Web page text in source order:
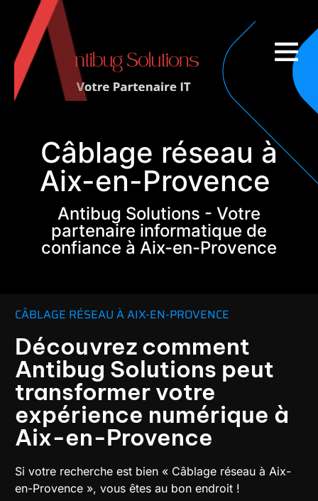
Câblage réseau à
Aix-en-Provence
Antibug Solutions - Votre
partenaire informatique de
confiance à Aix-en-Provence
CÂBLAGE RÉSEAU À AIX-EN-PROVENCE
Découvrez comment
Antibug Solutions peut
transformer votre
expérience numérique à
Aix-en-Provence
Si votre recherche est bien « Câblage réseau à Aix-
en-Provence », vous êtes au bon endroit !